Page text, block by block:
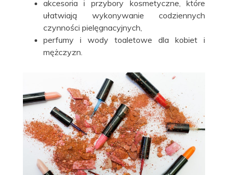
akcesoria i przybory kosmetyczne, które
ułatwiają wykonywanie codziennych
czynności pielęgnacyjnych,
perfumy i wody toaletowe dla kobiet i
mężczyzn.